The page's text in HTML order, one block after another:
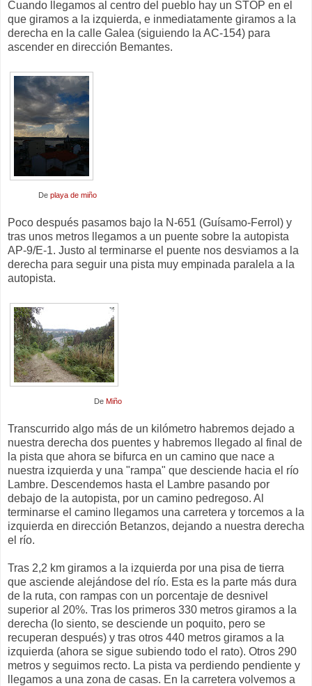
Cuando llegamos al centro del pueblo hay un STOP en el
que giramos a la izquierda, e inmediatamente giramos a la
derecha en la calle Galea (siguiendo la AC-154) para
ascender en dirección Bemantes.
De playa de miño
Poco después pasamos bajo la N-651 (Guísamo-Ferrol) y
tras unos metros llegamos a un puente sobre la autopista
AP-9/E-1. Justo al terminarse el puente nos desviamos a la
derecha para seguir una pista muy empinada paralela a la
autopista.
De Miño
Transcurrido algo más de un kilómetro habremos dejado a
nuestra derecha dos puentes y habremos llegado al final de
la pista que ahora se bifurca en un camino que nace a
nuestra izquierda y una "rampa" que desciende hacia el río
Lambre. Descendemos hasta el Lambre pasando por
debajo de la autopista, por un camino pedregoso. Al
terminarse el camino llegamos una carretera y torcemos a la
izquierda en dirección Betanzos, dejando a nuestra derecha
el río.
Tras 2,2 km giramos a la izquierda por una pisa de tierra
que asciende alejándose del río. Esta es la parte más dura
de la ruta, con rampas con un porcentaje de desnivel
superior al 20%. Tras los primeros 330 metros giramos a la
derecha (lo siento, se desciende un poquito, pero se
recuperan después) y tras otros 440 metros giramos a la
izquierda (ahora se sigue subiendo todo el rato). Otros 290
metros y seguimos recto. La pista va perdiendo pendiente y
llegamos a una zona de casas. En la carretera volvemos a